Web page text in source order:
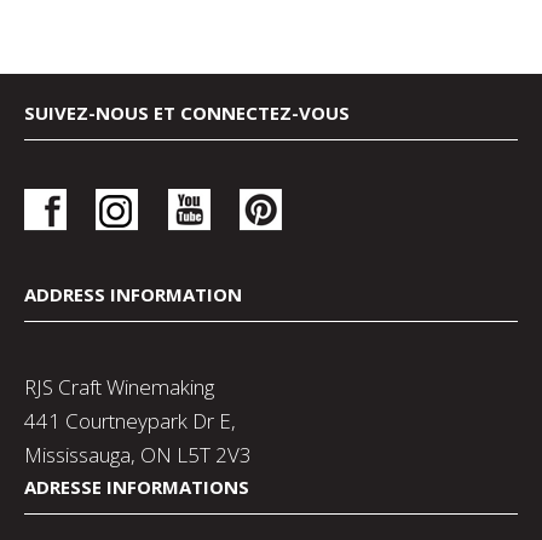
SUIVEZ-NOUS ET CONNECTEZ-VOUS
ADDRESS INFORMATION
RJS Craft Winemaking
441 Courtneypark Dr E,
Mississauga, ON L5T 2V3
ADRESSE INFORMATIONS